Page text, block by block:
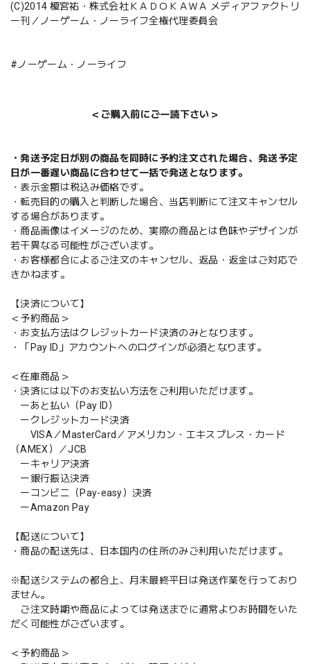
(C)2014 榎宮祐・株式会社ＫＡＤＯＫＡＷＡ メディアファクトリ
ー刊／ノーゲーム・ノーライフ全権代理委員会
#ノーゲーム・ノーライフ
＜ご購入前にご一読下さい＞
・発送予定日が別の商品を同時に予約注文された場合、発送予定
日が一番遅い商品に合わせて一括で発送となります。
・表示金額は税込み価格です。
・転売目的の購入と判断した場合、当店判断にて注文キャンセル
する場合があります。
・商品画像はイメージのため、実際の商品とは色味やデザインが
若干異なる可能性がございます。
・お客様都合によるご注文のキャンセル、返品・返金はご対応で
きかねます。
【決済について】
＜予約商品＞
・お支払方法はクレジットカード決済のみとなります。
・「Pay ID」アカウントへのログインが必須となります。
＜在庫商品＞
・決済には以下のお支払い方法をご利用いただけます。
ーあと払い（Pay ID）
ークレジットカード決済
VISA／MasterCard／アメリカン・エキスプレス・カード
（AMEX）／JCB
ーキャリア決済
ー銀行振込決済
ーコンビニ（Pay-easy）決済
ーAmazon Pay
【配送について】
・商品の配送先は、日本国内の住所のみご利用いただけます。
※配送システムの都合上、月末最終平日は発送作業を行っており
ません。
ご注文時期や商品によっては発送までに通常よりお時間をいた
だく可能性がございます。
＜予約商品＞